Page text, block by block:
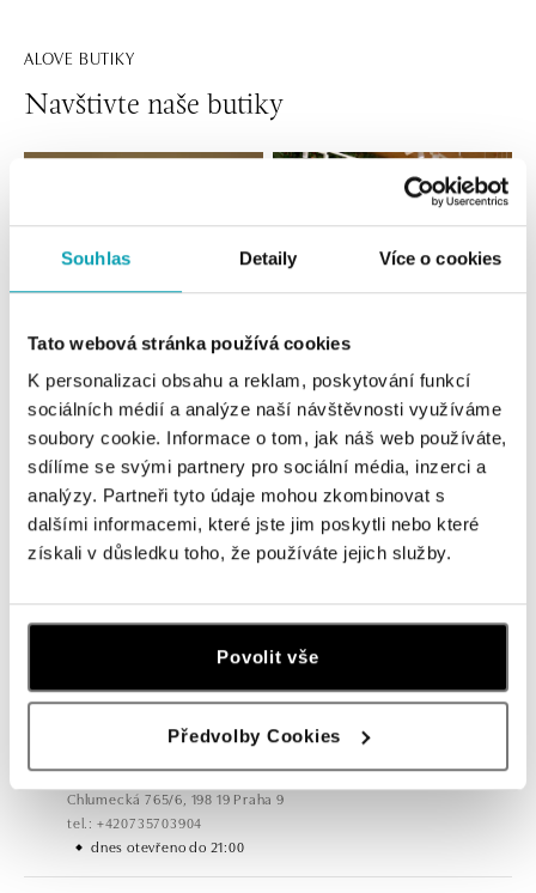
Souhlas Detaily Více o cookies
Tato webová stránka používá cookies
K personalizaci obsahu a reklam, poskytování funkcí
sociálních médií a analýze naší návštěvnosti využíváme
soubory cookie. Informace o tom, jak náš web používáte,
sdílíme se svými partnery pro sociální média, inzerci a
analýzy. Partneři tyto údaje mohou zkombinovat s
dalšími informacemi, které jste jim poskytli nebo které
získali v důsledku toho, že používáte jejich služby.
Povolit vše
Předvolby Cookies
ALOVE BUTIKY
Navštivte naše butiky
Všechny Česko Slovensko
ALOve OC Nový Smíchov, Praha 5
Plzeňská 8, 150 00 Praha 5 - Anděl
tel.: +420736509250
dnes otevřeno do 21:00
ALOve OC Olympia, Brno
U Dálnice 777, 664 42 Brno
dnes otevřeno do 21:00
ALOve Westfield Černý most, Praha 9
Chlumecká 765/6, 198 19 Praha 9
tel.: +420735703904
dnes otevřeno do 21:00